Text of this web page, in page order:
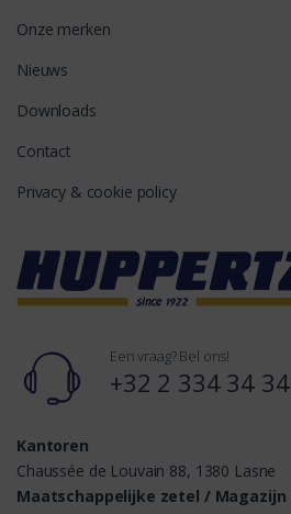
Onze merken
Nieuws
Downloads
Contact
Privacy & cookie policy
Een vraag? Bel ons!
+32 2 334 34 34
Kantoren
Chaussée de Louvain 88, 1380 Lasne
Maatschappelijke zetel / Magazijn